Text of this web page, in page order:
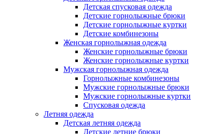
Детская спусковая одежда
Детские горнолыжные брюки
Детские горнолыжные куртки
Детские комбинезоны
Женская горнолыжная одежда
Женские горнолыжные брюки
Женские горнолыжные куртки
Мужская горнолыжная одежда
Горнолыжные комбинезоны
Мужские горнолыжные брюки
Мужские горнолыжные куртки
Спусковая одежда
Летняя одежда
Детская летняя одежда
Детские летние брюки